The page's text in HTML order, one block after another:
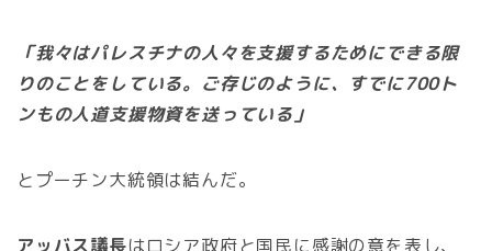
「我々はパレスチナの人々を支援するためにできる限
りのことをしている。ご存じのように、すでに700ト
ンもの人道支援物資を送っている」
とプーチン大統領は結んだ。
アッバス議長はロシア政府と国民に感謝の意を表し、